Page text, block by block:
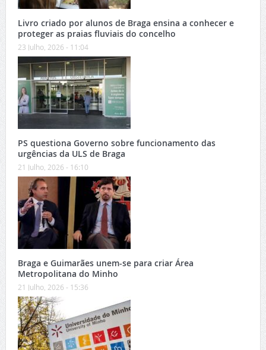
Livro criado por alunos de Braga ensina a conhecer e
proteger as praias fluviais do concelho
23 Julho, 2026 - 11:04
PS questiona Governo sobre funcionamento das
urgências da ULS de Braga
21 Julho, 2026 - 16:10
Braga e Guimarães unem-se para criar Área
Metropolitana do Minho
21 Julho, 2026 - 15:36